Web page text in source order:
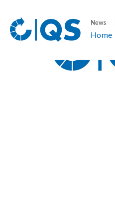
News
Home